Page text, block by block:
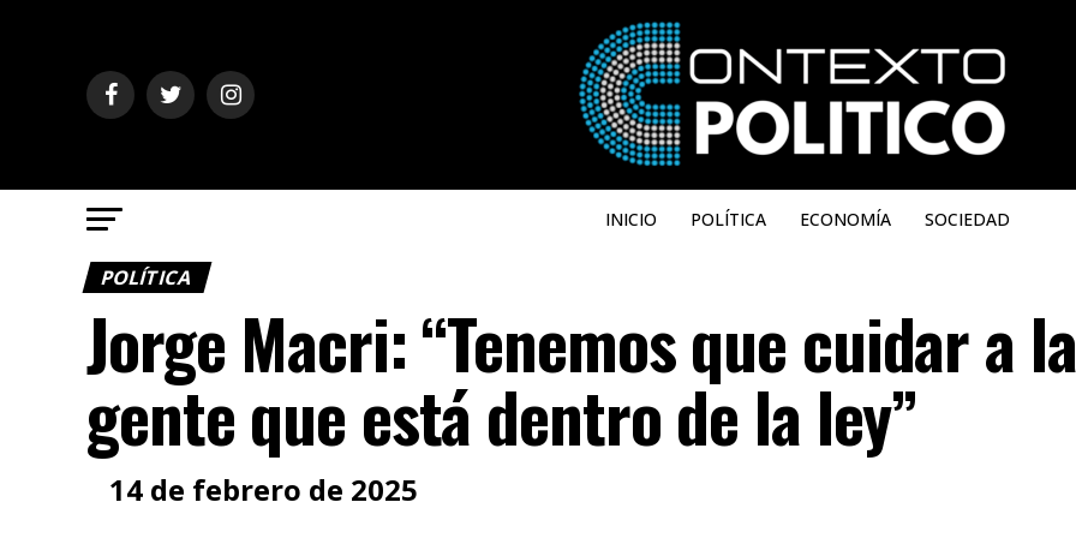
INICIO POLÍTICA ECONOMÍA SOCIEDAD
POLÍTICA
Jorge Macri: “Tenemos que cuidar a la
gente que está dentro de la ley”
14 de febrero de 2025